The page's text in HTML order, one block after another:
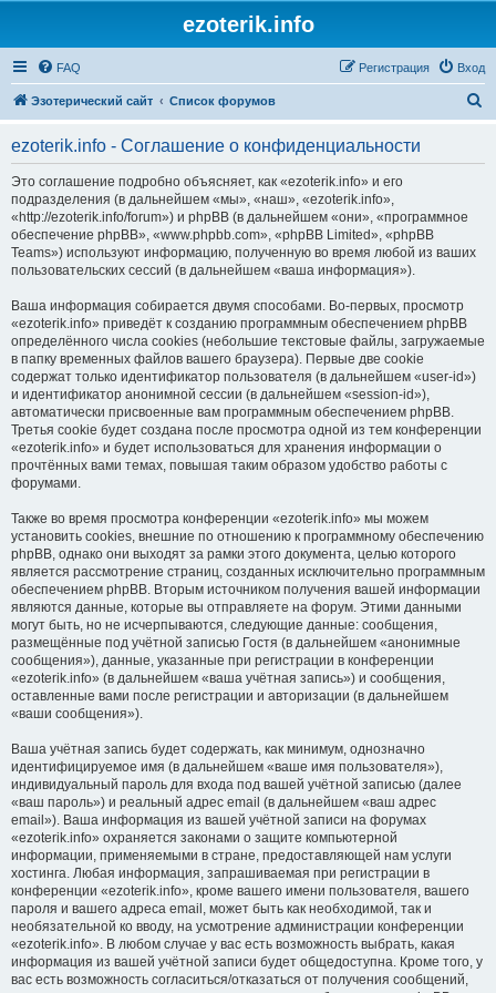
ezoterik.info
FAQ Вход
Регистрация
Эзотерический сайт Список форумов
ezoterik.info - Соглашение о конфиденциальности
Это соглашение подробно объясняет, как «ezoterik.info» и его
подразделения (в дальнейшем «мы», «наш», «ezoterik.info»,
«http://ezoterik.info/forum») и phpBB (в дальнейшем «они», «программное
обеспечение phpBB», «www.phpbb.com», «phpBB Limited», «phpBB
Teams») используют информацию, полученную во время любой из ваших
пользовательских сессий (в дальнейшем «ваша информация»).
Ваша информация собирается двумя способами. Во-первых, просмотр
«ezoterik.info» приведёт к созданию программным обеспечением phpBB
определённого числа cookies (небольшие текстовые файлы, загружаемые
в папку временных файлов вашего браузера). Первые две cookie
содержат только идентификатор пользователя (в дальнейшем «user-id»)
и идентификатор анонимной сессии (в дальнейшем «session-id»),
автоматически присвоенные вам программным обеспечением phpBB.
Третья cookie будет создана после просмотра одной из тем конференции
«ezoterik.info» и будет использоваться для хранения информации о
прочтённых вами темах, повышая таким образом удобство работы с
форумами.
Также во время просмотра конференции «ezoterik.info» мы можем
установить cookies, внешние по отношению к программному обеспечению
phpBB, однако они выходят за рамки этого документа, целью которого
является рассмотрение страниц, созданных исключительно программным
обеспечением phpBB. Вторым источником получения вашей информации
являются данные, которые вы отправляете на форум. Этими данными
могут быть, но не исчерпываются, следующие данные: сообщения,
размещённые под учётной записью Гостя (в дальнейшем «анонимные
сообщения»), данные, указанные при регистрации в конференции
«ezoterik.info» (в дальнейшем «ваша учётная запись») и сообщения,
оставленные вами после регистрации и авторизации (в дальнейшем
«ваши сообщения»).
Ваша учётная запись будет содержать, как минимум, однозначно
идентифицируемое имя (в дальнейшем «ваше имя пользователя»),
индивидуальный пароль для входа под вашей учётной записью (далее
«ваш пароль») и реальный адрес email (в дальнейшем «ваш адрес
email»). Ваша информация из вашей учётной записи на форумах
«ezoterik.info» охраняется законами о защите компьютерной
информации, применяемыми в стране, предоставляющей нам услуги
хостинга. Любая информация, запрашиваемая при регистрации в
конференции «ezoterik.info», кроме вашего имени пользователя, вашего
пароля и вашего адреса email, может быть как необходимой, так и
необязательной ко вводу, на усмотрение администрации конференции
«ezoterik.info». В любом случае у вас есть возможность выбрать, какая
информация из вашей учётной записи будет общедоступна. Кроме того, у
вас есть возможность согласиться/отказаться от получения сообщений,